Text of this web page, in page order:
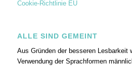
Cookie-Richtlinie EU
ALLE SIND GEMEINT
Aus Gründen der besseren Lesbarkeit
Verwendung der Sprachformen